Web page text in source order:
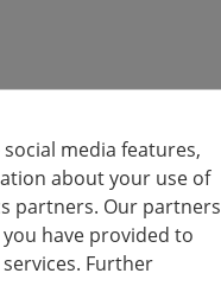
media features,
about your use of
partners. Our partners
have provided to
Further